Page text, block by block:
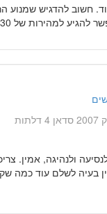
חשוב להדגיש שמנוע
למהירות של 130 קמ"ש ויותר."
בעיה לשלם עוד כמה